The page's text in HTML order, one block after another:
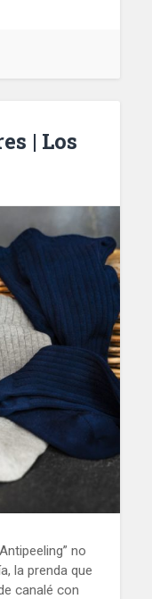
| Los
no
la prenda que
canalé con